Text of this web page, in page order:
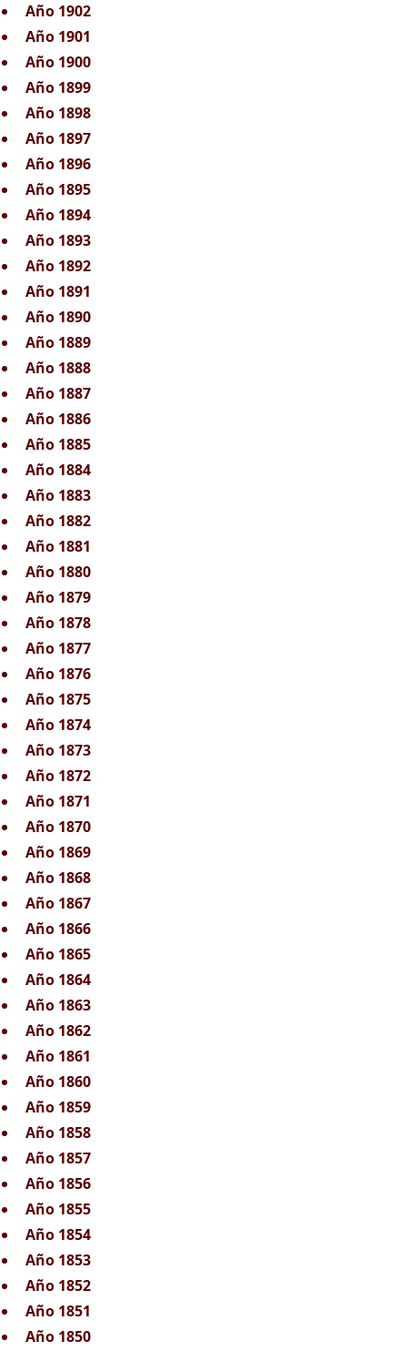
Año 1902
Año 1901
Año 1900
Año 1899
Año 1898
Año 1897
Año 1896
Año 1895
Año 1894
Año 1893
Año 1892
Año 1891
Año 1890
Año 1889
Año 1888
Año 1887
Año 1886
Año 1885
Año 1884
Año 1883
Año 1882
Año 1881
Año 1880
Año 1879
Año 1878
Año 1877
Año 1876
Año 1875
Año 1874
Año 1873
Año 1872
Año 1871
Año 1870
Año 1869
Año 1868
Año 1867
Año 1866
Año 1865
Año 1864
Año 1863
Año 1862
Año 1861
Año 1860
Año 1859
Año 1858
Año 1857
Año 1856
Año 1855
Año 1854
Año 1853
Año 1852
Año 1851
Año 1850